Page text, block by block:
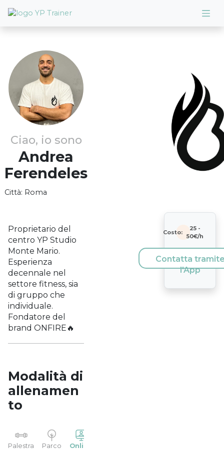
Ciao, io sono
Andrea
Ferendeles
Città: Roma
Proprietario del
centro YP Studio
Monte Mario.
Esperienza
decennale nel
settore fitness, sia
di gruppo che
individuale.
Fondatore del
brand ONFIRE🔥
Modalità di
allenamen
to
Palestra Parco Online
Costo:
25 -
50€/h
Contatta
l'App